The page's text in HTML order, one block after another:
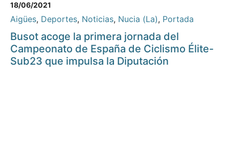
18/06/2021
Aigües, Deportes, Noticias, Nucia (La), Portada
Busot acoge la primera jornada del
Campeonato de España de Ciclismo Élite-
Sub23 que impulsa la Diputación